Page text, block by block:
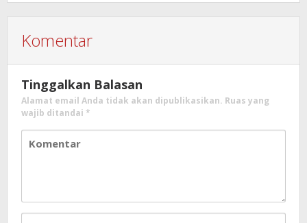
Komentar
Tinggalkan Balasan
Alamat email Anda tidak akan dipublikasikan. Ruas yang
wajib ditandai *